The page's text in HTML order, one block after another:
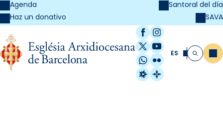
Agenda
Haz un donativo
Santoral del día
SAVA
Facebook
Instagram
X / Twitter
YouTube
WhatsApp
Flickr
Radio Estel
Catalunya
ES Buscar